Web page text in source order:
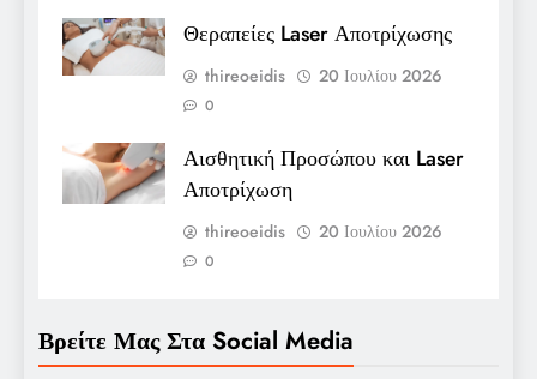
Θεραπείες Laser Αποτρίχωσης
thireoeidis 20 Ιουλίου 2026
0
Αισθητική Προσώπου και Laser
Αποτρίχωση
thireoeidis 20 Ιουλίου 2026
0
Βρείτε Μας Στα Social Media